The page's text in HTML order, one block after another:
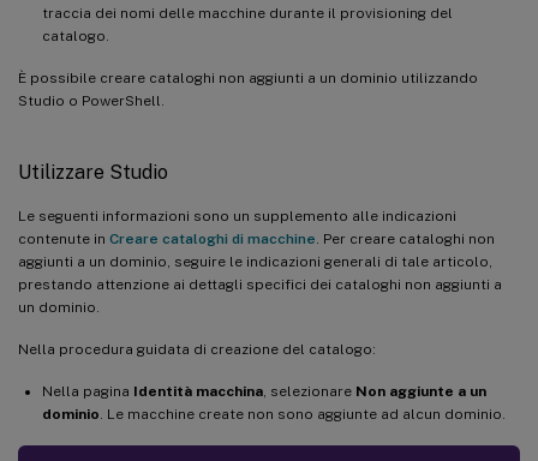
traccia dei nomi delle macchine durante il provisioning del
catalogo.
È possibile creare cataloghi non aggiunti a un dominio utilizzando
Studio o PowerShell.
Utilizzare Studio
Le seguenti informazioni sono un supplemento alle indicazioni
contenute in Creare cataloghi di macchine . Per creare cataloghi non
aggiunti a un dominio, seguire le indicazioni generali di tale articolo,
prestando attenzione ai dettagli specifici dei cataloghi non aggiunti a
un dominio.
Nella procedura guidata di creazione del catalogo:
Nella pagina Identità macchina , selezionare Non aggiunte a un
dominio . Le macchine create non sono aggiunte ad alcun dominio.